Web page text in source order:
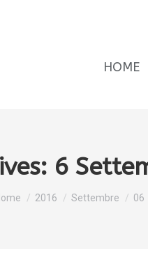
HOME
6
are here:
2016 Settembre 06